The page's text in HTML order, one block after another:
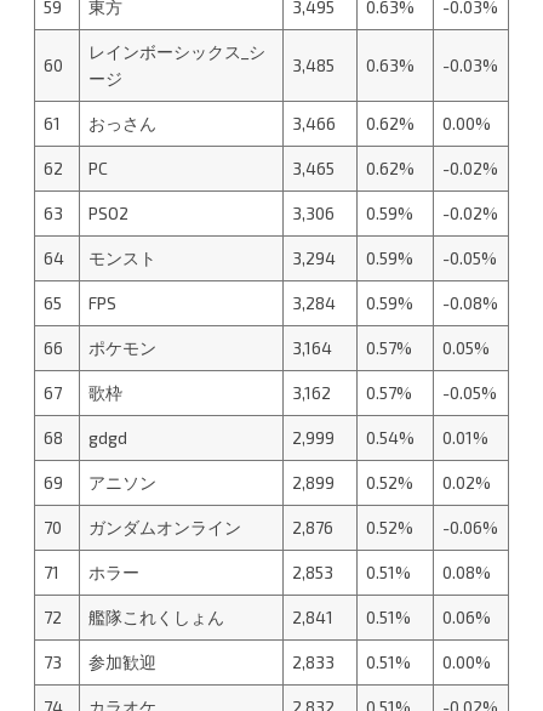
59 東方 3,495 0.63% -0.03%
60
レインボーシックス_シ
ージ
3,485 0.63% -0.03%
61 おっさん 3,466 0.62% 0.00%
62 PC 3,465 0.62% -0.02%
63 PSO2 3,306 0.59% -0.02%
64 モンスト 3,294 0.59% -0.05%
65 FPS 3,284 0.59% -0.08%
66 ポケモン 3,164 0.57% 0.05%
67 歌枠 3,162 0.57% -0.05%
68 gdgd 2,999 0.54% 0.01%
69 アニソン 2,899 0.52% 0.02%
70 ガンダムオンライン 2,876 0.52% -0.06%
71 ホラー 2,853 0.51% 0.08%
72 艦隊これくしょん 2,841 0.51% 0.06%
73 参加歓迎 2,833 0.51% 0.00%
74 カラオケ 2,832 0.51% -0.02%